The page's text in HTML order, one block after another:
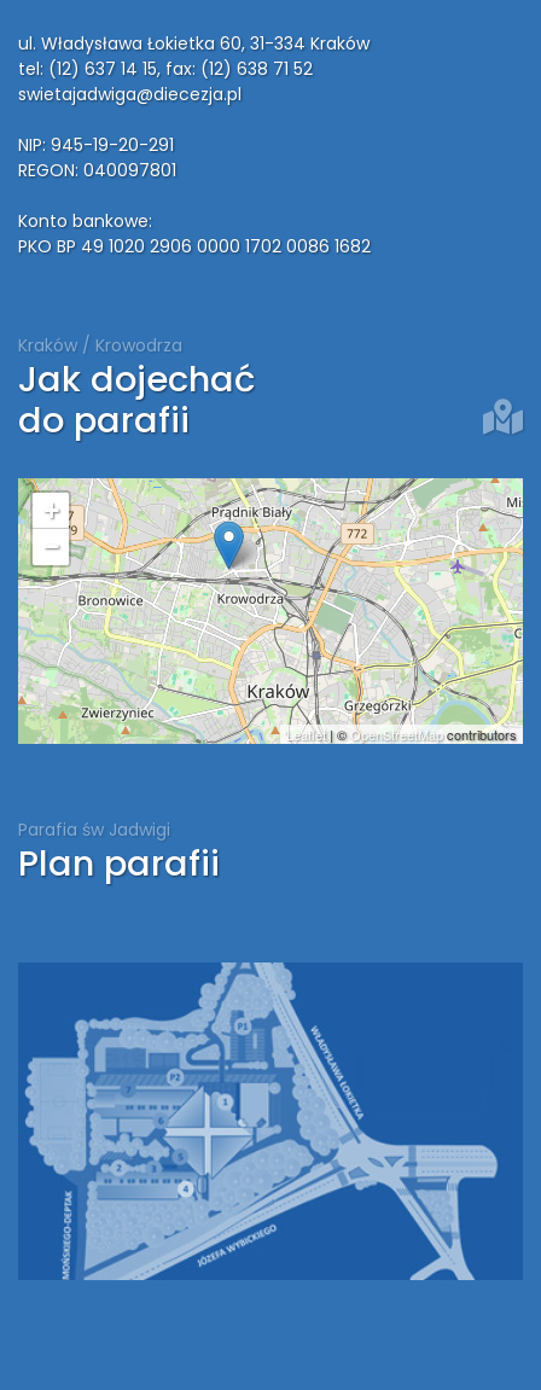
ul. Władysława Łokietka 60, 31-334 Kraków
tel: (12) 637 14 15, fax: (12) 638 71 52
swietajadwiga@diecezja.pl
NIP: 945-19-20-291
REGON: 040097801
Konto bankowe:
PKO BP 49 1020 2906 0000 1702 0086 1682
Kraków / Krowodrza
Jak dojechać
do parafii
+
−
Leaflet| © OpenStreetMapcontributors
Parafia św Jadwigi
Plan parafii